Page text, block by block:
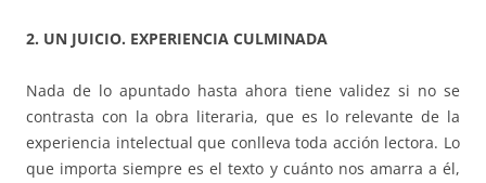
2. UN JUICIO. EXPERIENCIA CULMINADA
Nada de lo apuntado hasta ahora tiene validez si no se
contrasta con la obra literaria, que es lo relevante de la
experiencia intelectual que conlleva toda acción lectora. Lo
que importa siempre es el texto y cuánto nos amarra a él,